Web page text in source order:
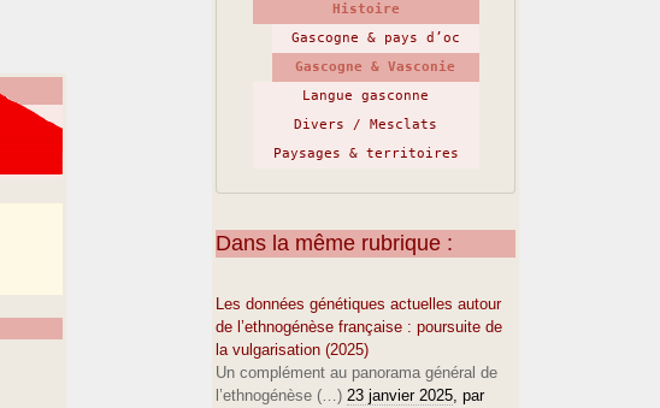
Histoire
Gascogne & pays d’oc
Gascogne & Vasconie
Langue gasconne
Divers / Mesclats
Paysages & territoires
Dans la même rubrique :
Les données génétiques actuelles autour
de l’ethnogénèse française : poursuite de
la vulgarisation (2025)
Un complément au panorama général de
l’ethnogénèse (…) 23 janvier 2025, par